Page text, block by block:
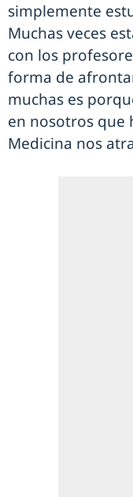
simplemente
Muchas veces
con los
forma de
muchas es
en nosotros que
Medicina nos